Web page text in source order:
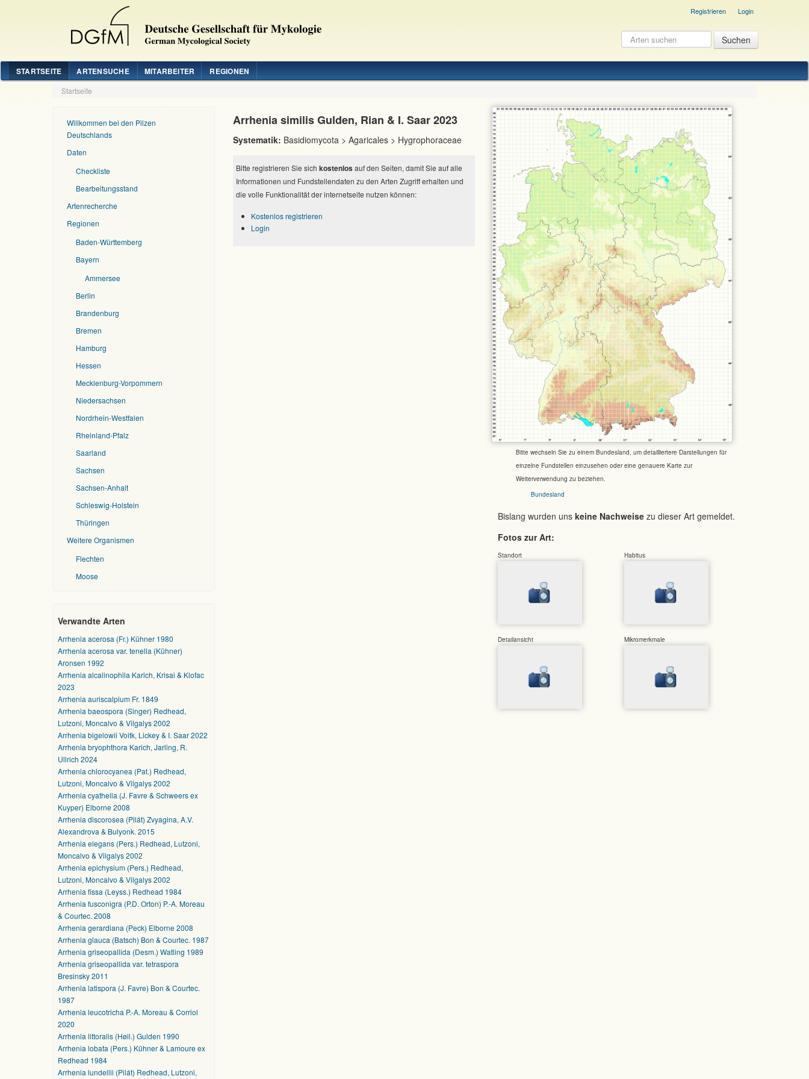
Registrieren Login
STARTSEITE ARTENSUCHE MITARBEITER REGIONEN
Startseite
Willkommen bei den Pilzen
Deutschlands
Daten
Checkliste
Bearbeitungsstand
Artenrecherche
Regionen
Baden-Württemberg
Bayern
Ammersee
Berlin
Brandenburg
Bremen
Hamburg
Hessen
Mecklenburg-Vorpommern
Niedersachsen
Nordrhein-Westfalen
Rheinland-Pfalz
Saarland
Sachsen
Sachsen-Anhalt
Schleswig-Holstein
Thüringen
Weitere Organismen
Flechten
Moose
Verwandte Arten
Arrhenia acerosa (Fr.) Kühner 1980
Arrhenia acerosa var. tenella (Kühner)
Aronsen 1992
Arrhenia alcalinophila Karich, Krisai & Klofac
2023
Arrhenia auriscalpium Fr. 1849
Arrhenia baeospora (Singer) Redhead,
Lutzoni, Moncalvo & Vilgalys 2002
Arrhenia bigelowii Voitk, Lickey & I. Saar 2022
Arrhenia bryophthora Karich, Jarling, R.
Ullrich 2024
Arrhenia chlorocyanea (Pat.) Redhead,
Lutzoni, Moncalvo & Vilgalys 2002
Arrhenia cyathella (J. Favre & Schweers ex
Kuyper) Elborne 2008
Arrhenia discorosea (Pilát) Zvyagina, A.V.
Alexandrova & Bulyonk. 2015
Arrhenia elegans (Pers.) Redhead, Lutzoni,
Moncalvo & Vilgalys 2002
Arrhenia epichysium (Pers.) Redhead,
Lutzoni, Moncalvo & Vilgalys 2002
Arrhenia fissa (Leyss.) Redhead 1984
Arrhenia fusconigra (P.D. Orton) P.-A. Moreau
& Courtec. 2008
Arrhenia gerardiana (Peck) Elborne 2008
Arrhenia glauca (Batsch) Bon & Courtec. 1987
Arrhenia griseopallida (Desm.) Watling 1989
Arrhenia griseopallida var. tetraspora
Bresinsky 2011
Arrhenia latispora (J. Favre) Bon & Courtec.
1987
Arrhenia leucotricha P.-A. Moreau & Corriol
2020
Arrhenia littoralis (Høil.) Gulden 1990
Arrhenia lobata (Pers.) Kühner & Lamoure ex
Redhead 1984
Arrhenia lundellii (Pilát) Redhead, Lutzoni,
Bitte wechseln Sie zu einem Bundesland, um detailliertere Darstellungen für
einzelne Fundstellen einzusehen oder eine genauere Karte zur
Weiterverwendung zu beziehen.
Bundesland
Bislang wurden uns keine Nachweise zu dieser Art gemeldet.
Fotos zur Art:
Standort Habitus
Detailansicht Mikromerkmale
Arrhenia similis Gulden, Rian & I. Saar 2023
Systematik: Basidiomycota > Agaricales > Hygrophoraceae
Bitte registrieren Sie sich kostenlos auf den Seiten, damit Sie auf alle
Informationen und Fundstellendaten zu den Arten Zugriff erhalten und
die volle Funktionalität der internetseite nutzen können:
Kostenlos registrieren
Login